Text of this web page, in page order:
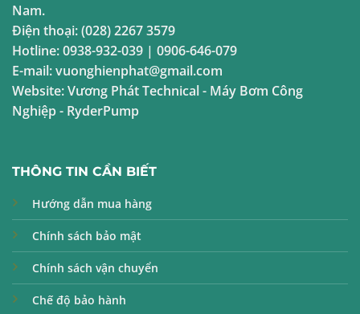
Nam.
Điện thoại:(028) 2267 3579
Hotline:0938-932-039 | 0906-646-079
E-mail:vuonghienphat@gmail.com
Website:Vương Phát Technical- Máy Bơm Công
Nghiệp- RyderPump
THÔNG TIN CẦN BIẾT
Hướng dẫn mua hàng
Chính sách bảo mật
Chính sách vận chuyển
Chế độ bảo hành